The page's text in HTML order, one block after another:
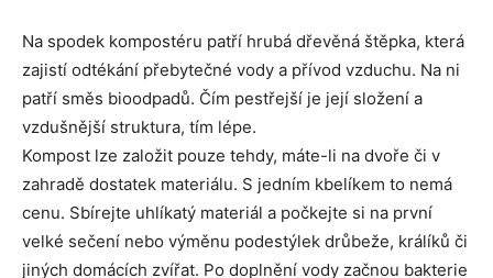
Na spodek kompostéru patří hrubá dřevěná štěpka, která
zajistí odtékání přebytečné vody a přívod vzduchu. Na ni
patří směs bioodpadů. Čím pestřejší je její složení a
vzdušnější struktura, tím lépe.
Kompost lze založit pouze tehdy, máte-li na dvoře či v
zahradě dostatek materiálu. S jedním kbelíkem to nemá
cenu. Sbírejte uhlíkatý materiál a počkejte si na první
velké sečení nebo výměnu podestýlek drůbeže, králíků či
jiných domácích zvířat. Po doplnění vody začnou bakterie